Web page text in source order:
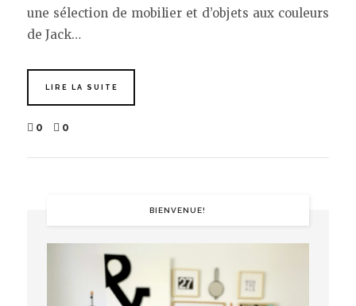
une sélection de mobilier et d’objets aux couleurs
de Jack…
LIRE LA SUITE
0 0
BIENVENUE!